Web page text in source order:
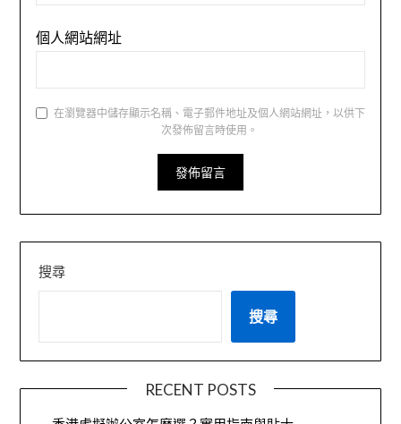
個人網站網址
在瀏覽器中儲存顯示名稱、電子郵件地址及個人網站網址，以供下
次發佈留言時使用。
搜尋
搜尋
RECENT POSTS